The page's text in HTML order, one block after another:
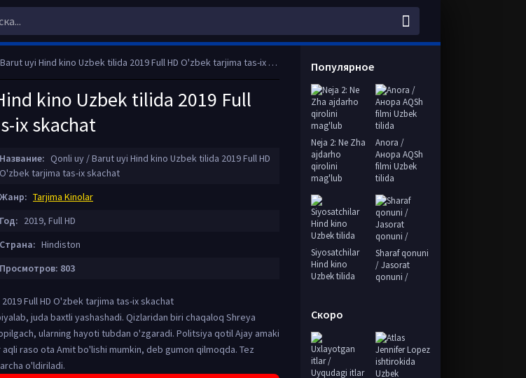
uyi Hind kino Uzbek tilida 2019 Full HD O'zbek tarjima tas-ix skachat
kino Uzbek tilida 2019 Full
ix skachat
Название: Qonli uy / Barut uyi Hind kino Uzbek tilida 2019 Full HD
O'zbek tarjima tas-ix skachat
Жанр: Tarjima Kinolar
Год: 2019, Full HD
Страна: Hindiston
Просмотров: 803
Full HD O'zbek tarjima tas-ix skachat
juda baxtli yashashadi. Qizlaridan biri chaqaloq Shreya
ularning hayoti tubdan o'zgaradi. Politsiya qotil Ajay amaki
raso ota Amit bo'lishi mumkin, deb gumon qilmoqda. Tez
o'ldiriladi.
Популярное
Neja 2: Ne Zha
ajdarho
qirolini
mag'lub
Anora /
Анора AQSh
filmi Uzbek
tilida
Siyosatchilar
Hind kino
Uzbek tilida
Sharaf qonuni
/ Jasorat
qonuni /
Скоро